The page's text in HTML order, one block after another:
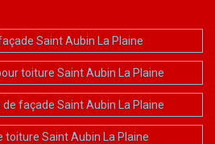
Saint Aubin La Plaine
toiture Saint Aubin La Plaine
façade Saint Aubin La Plaine
toiture Saint Aubin La Plaine